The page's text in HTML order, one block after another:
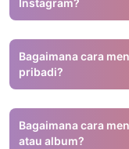
Instagram?
Tidak, alat kami
sampul sorotan.
didukung.
Bagaimana cara
pribadi?
Kami tidak
pribadi. Anda hanya
karena alat ini hanya
Bagaimana cara
atau album?